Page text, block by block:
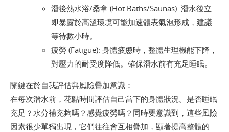
潛後熱水浴/桑拿 (Hot Baths/Saunas): 潛水後立
即暴露於高溫環境可能加速體表氣泡形成，建議
等待數小時。
疲勞 (Fatigue): 身體疲憊時，整體生理機能下降，
對壓力的耐受度降低。確保潛水前有充足睡眠。
關鍵在於自我評估與風險疊加意識：
在每次潛水前，花點時間評估自己當下的身體狀況。是否睡眠
充足？水分補充夠嗎？感覺疲勞嗎？同時要意識到，這些風險
因素很少單獨出現，它們往往會互相疊加，顯著提高整體的